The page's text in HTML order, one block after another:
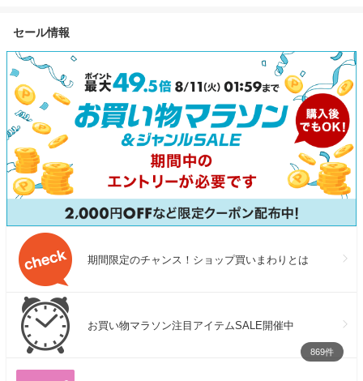
2200W コンパクト 急速充電
UPS機能 アプリ 太陽光発電
ジャクリ
UPS機能 太陽光発電 ジャクリ
セール情報
期間限定のチャンス！ショップ買いまわりとは
お買い物マラソン注目アイテムSALE開催中
869件